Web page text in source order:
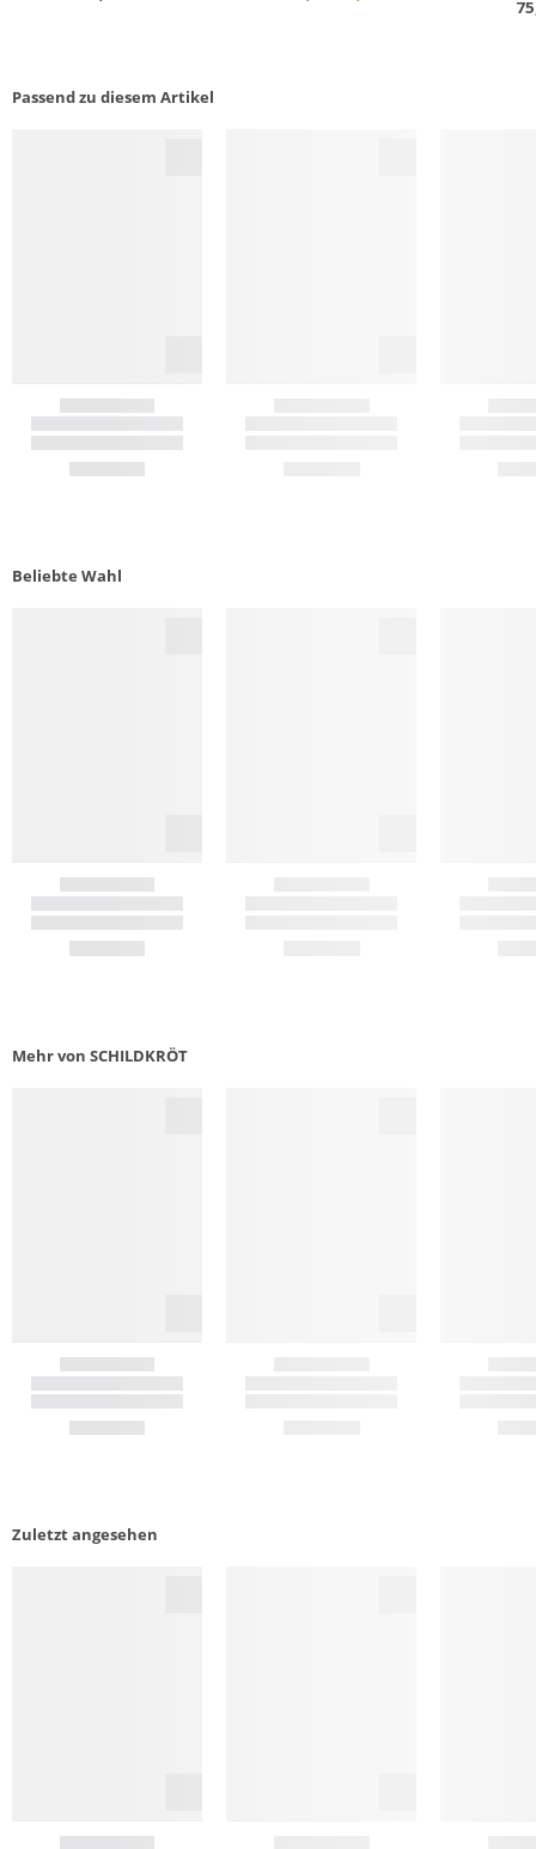
Passend zu diesem Artikel
Beliebte Wahl
Mehr von SCHILDKRÖT
Zuletzt angesehen